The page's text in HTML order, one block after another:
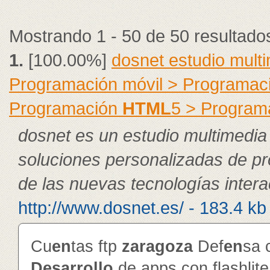
Mostrando 1 - 50 de 50
1. [100.00%]dosnet estudio
Programación móvil >
Programación HTML5 >
dosnet es un estudio
soluciones personalizadas de
de las nuevas tecnologías
http://www.dosnet.es/ - 183.4 kb
Cuentas ftp zaragozaDefensa